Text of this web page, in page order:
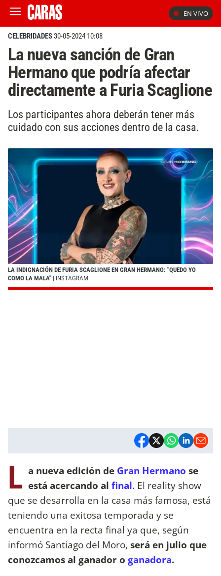
EN VIVO
CELEBRIDADES30-05-2024 10:08
La nueva sanción de Gran
Hermano que podría afectar
directamente a Furia Scaglione
Los participantes ahora deberán tener más
cuidado con sus acciones dentro de la casa.
LA INDIGNACIÓN DE FURIA SCAGLIONE EN GRAN HERMANO: "QUEDO YO
COMO LA MALA" | INSTAGRAM
L a nueva edición de Gran Hermano se
está acercando al final. El reality show
que se desarrolla en la casa más famosa, está
teniendo una exitosa temporada y se
encuentra en la recta final ya que, según
informó Santiago del Moro, será en julio que
conozcamos al ganador o ganadora.